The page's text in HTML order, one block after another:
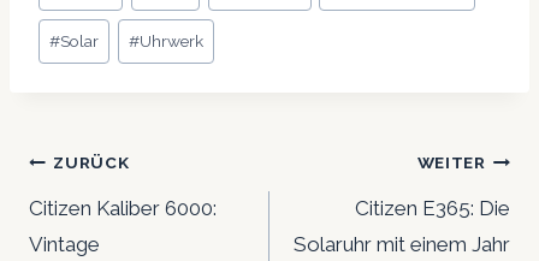
#Solar #Uhrwerk
Beitrags-
Navigation
ZURÜCK
Citizen Kaliber 6000:
Vintage
WEITER
Citizen E365: Die
Solaruhr mit einem Jahr